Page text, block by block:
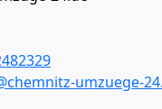
umzuege-